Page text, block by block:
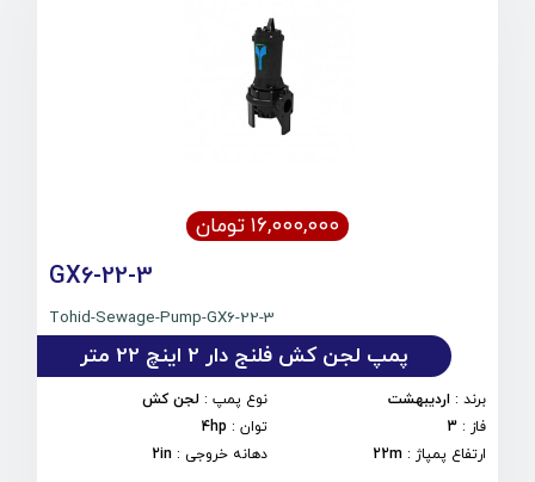
۱۶,۰۰۰,۰۰۰ تومان
GX6-22-3
Tohid-Sewage-Pump-GX6-22-3
پمپ لجن کش فلنج دار 2 اینچ 22 متر
برند : اردیبهشت نوع پمپ: لجن کش
فاز :
3 توان:
4hp
ارتفاع پمپاژ :
22m دهانه خروجی :
2in